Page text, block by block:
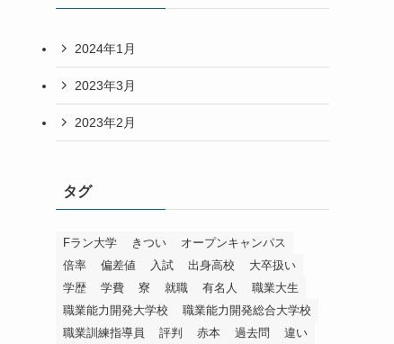
2024年1月
2023年3月
2023年2月
タグ
Fラン大学 きつい
オープンキャンパス
倍率
偏差値 入試 出身高校
大卒扱い
学歴
学費 寮 就職 有名人
職業大生
職業能力開発大学校
職業能力開発総合大学校
職業訓練指導員
評判 赤本 過去問 違い